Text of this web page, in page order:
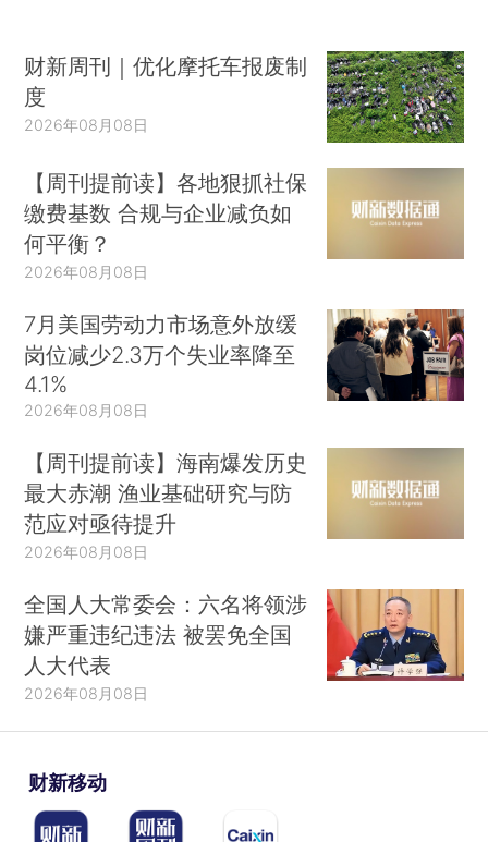
财新周刊｜优化摩托车报废制
度
2026年08月08日
【周刊提前读】各地狠抓社保
缴费基数 合规与企业减负如
何平衡？
2026年08月08日
7月美国劳动力市场意外放缓
岗位减少2.3万个失业率降至
4.1%
2026年08月08日
【周刊提前读】海南爆发历史
最大赤潮 渔业基础研究与防
范应对亟待提升
2026年08月08日
全国人大常委会：六名将领涉
嫌严重违纪违法 被罢免全国
人大代表
2026年08月08日
财新移动